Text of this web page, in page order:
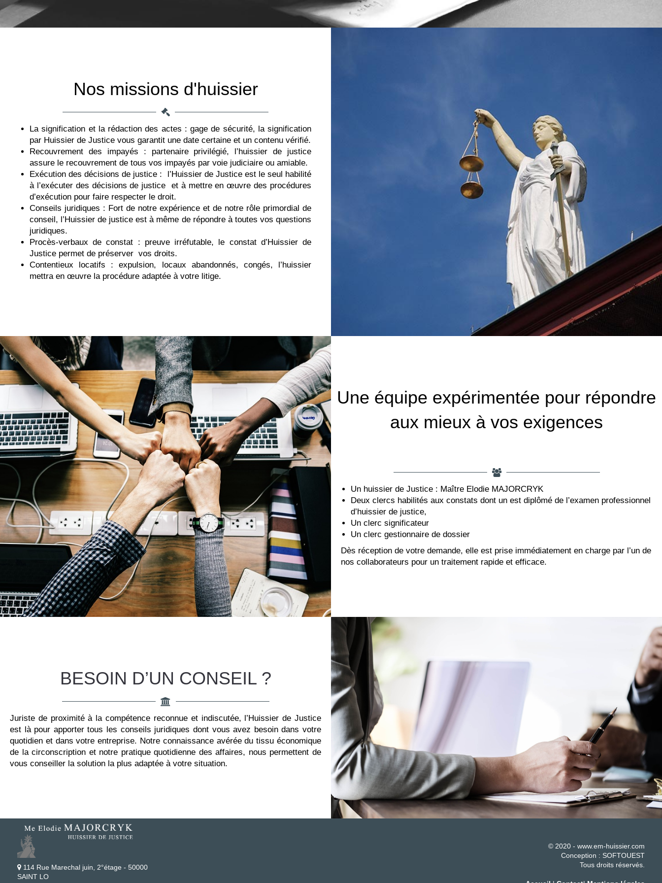
Nos missions d'huissier
La signification et la rédaction des actes : gage de sécurité, la signification
par Huissier de Justice vous garantit une date certaine et un contenu vérifié.
Recouvrement des impayés : partenaire privilégié, l’huissier de justice
assure le recouvrement de tous vos impayés par voie judiciaire ou amiable.
Exécution des décisions de justice : l’Huissier de Justice est le seul habilité
à l’exécuter des décisions de justice et à mettre en œuvre des procédures
d’exécution pour faire respecter le droit.
Conseils juridiques : Fort de notre expérience et de notre rôle primordial de
conseil, l’Huissier de justice est à même de répondre à toutes vos questions
juridiques.
Procès-verbaux de constat : preuve irréfutable, le constat d’Huissier de
Justice permet de préserver vos droits.
Contentieux locatifs : expulsion, locaux abandonnés, congés, l’huissier
mettra en œuvre la procédure adaptée à votre litige.
Une équipe expérimentée pour répondre
aux mieux à vos exigences
Un huissier de Justice : Maître Elodie MAJORCRYK
Deux clercs habilités aux constats dont un est diplômé de l’examen professionnel
d’huissier de justice,
Un clerc significateur
Un clerc gestionnaire de dossier
Dès réception de votre demande, elle est prise immédiatement en charge par l’un de
nos collaborateurs pour un traitement rapide et efficace.
BESOIN D’UN CONSEIL ?
Juriste de proximité à la compétence reconnue et indiscutée, l’Huissier de Justice
est là pour apporter tous les conseils juridiques dont vous avez besoin dans votre
quotidien et dans votre entreprise. Notre connaissance avérée du tissu économique
de la circonscription et notre pratique quotidienne des affaires, nous permettent de
vous conseiller la solution la plus adaptée à votre situation.
114 Rue Marechal juin, 2°étage - 50000
SAINT LO
© 2020 - www.em-huissier.com
Conception : SOFTOUEST
Tous droits réservés.